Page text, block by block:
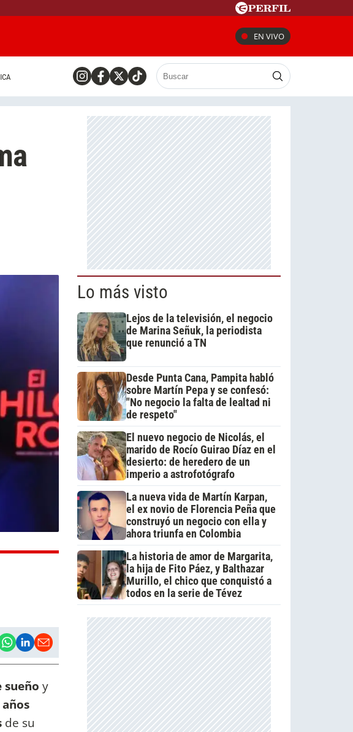
EN VIVO
sueño y
de su
Lo más visto
Lejos de la televisión, el negocio
de Marina Señuk, la periodista
que renunció a TN
Desde Punta Cana, Pampita habló
sobre Martín Pepa y se confesó:
"No negocio la falta de lealtad ni
de respeto"
El nuevo negocio de Nicolás, el
marido de Rocío Guirao Díaz en el
desierto: de heredero de un
imperio a astrofotógrafo
La nueva vida de Martín Karpan,
el ex novio de Florencia Peña que
construyó un negocio con ella y
ahora triunfa en Colombia
La historia de amor de Margarita,
la hija de Fito Páez, y Balthazar
Murillo, el chico que conquistó a
todos en la serie de Tévez